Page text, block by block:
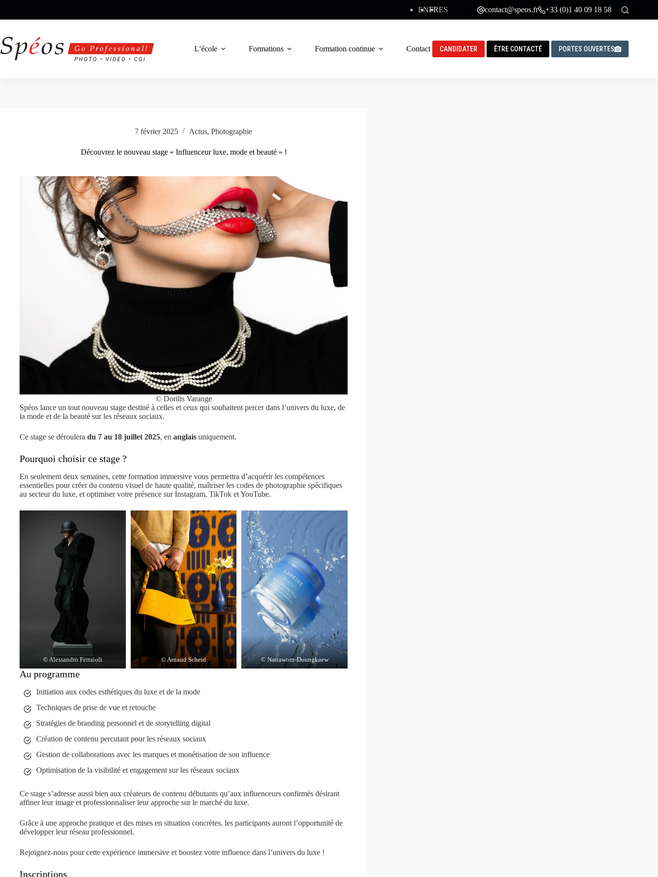
contenu
ENFRES contact@speos.fr +33 (0)1 40 09 18 58
L’école Formations Formation continue Contact CANDIDATER ÊTRE CONTACTÉ PORTES OUVERTES
7 février 2025 Actus, Photographie
Découvrez le nouveau stage « Influenceur luxe, mode et beauté » !
© Dorilis Varange
Spéos lance un tout nouveau stage destiné à celles et ceux qui souhaitent percer dans l’univers du luxe, de
la mode et de la beauté sur les réseaux sociaux.
Ce stage se déroulera du 7 au 18 juillet 2025, en anglais uniquement.
Pourquoi choisir ce stage ?
En seulement deux semaines, cette formation immersive vous permettra d’acquérir les compétences
essentielles pour créer du contenu visuel de haute qualité, maîtriser les codes de photographie spécifiques
au secteur du luxe, et optimiser votre présence sur Instagram, TikTok et YouTube.
© Alessandro Ferraioli © Arnaud Scheid © Nattaworn-Doungkaew
Au programme
Initiation aux codes esthétiques du luxe et de la mode
Techniques de prise de vue et retouche
Stratégies de branding personnel et de storytelling digital
Création de contenu percutant pour les réseaux sociaux
Gestion de collaborations avec les marques et monétisation de son influence
Optimisation de la visibilité et engagement sur les réseaux sociaux
Ce stage s’adresse aussi bien aux créateurs de contenu débutants qu’aux influenceurs confirmés désirant
affiner leur image et professionnaliser leur approche sur le marché du luxe.
Grâce à une approche pratique et des mises en situation concrètes, les participants auront l’opportunité de
développer leur réseau professionnel.
Rejoignez-nous pour cette expérience immersive et boostez votre influence dans l’univers du luxe !
Inscriptions